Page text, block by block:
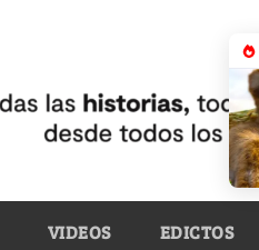
VIDEOS EDICTOS